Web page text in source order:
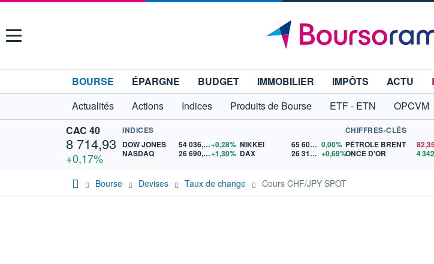
Menu
BOURSE ÉPARGNE BUDGET IMMOBILIER IMPÔTS ACTU
Actualités
Actions Indices Produits de Bourse ETF - ETN OPCVM
CAC 40
8 714,93
+0,17%
INDICES
DOW JONES
54 036,93+0,28%
NASDAQ
26 690,62+1,30%
NIKKEI 65 606,71 0,00%
DAX
26 319,45 +0,69%
CHIFFRES-CLÉS
PÉTROLE BRENT
ONCE D'OR
Bourse Devises Taux de change Cours CHF/JPY SPOT